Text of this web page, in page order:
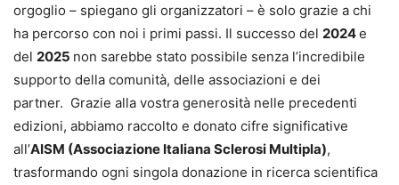
orgoglio – spiegano gli organizzatori – è solo grazie a chi
ha percorso con noi i primi passi. Il successo del 2024e
del 2025 non sarebbe stato possibile senza l’incredibile
supporto della comunità, delle associazioni e dei
partner. Grazie alla vostra generosità nelle precedenti
edizioni, abbiamo raccolto e donato cifre significative
all’AISM (Associazione Italiana Sclerosi Multipla),
trasformando ogni singola donazione in ricerca scientifica